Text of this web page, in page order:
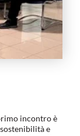
incontro è
e